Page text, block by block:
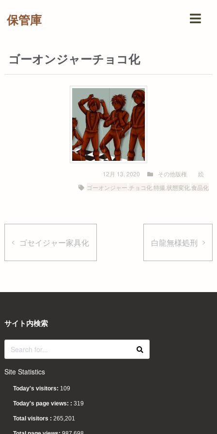
保管庫
ゴーオンジャーチョコ化
12月 13, 2020 その他版権
絵
ゴーオンジャー チョコ化,特撮 ,状態変化,食品化
ゴセイジャー家具化 白龍無様処刑
サイト内検索
Site Statistics
Today's visitors: 109
Today's page views: : 319
Total visitors : 265,201